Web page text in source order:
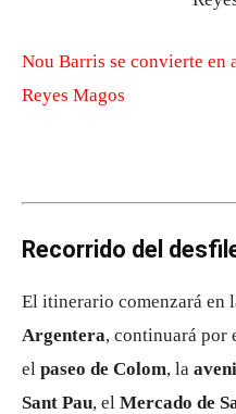
Nou Barris se convierte en
Reyes Magos
Recorrido del
El itinerario comenzará en
Argentera, continuará por
el paseo de Colom, la
Sant Pau, el Mercado de